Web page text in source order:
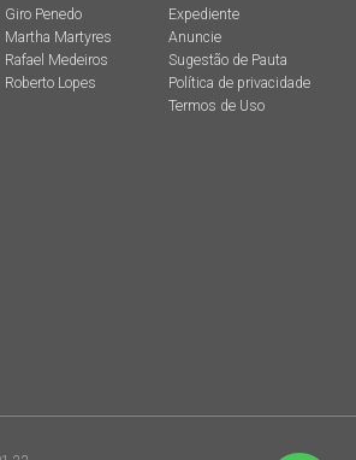
Giro Penedo
Martha Martyres
Rafael Medeiros
Roberto Lopes
Expediente
Anuncie
Sugestão de Pauta
Política de privacidade
Termos de Uso